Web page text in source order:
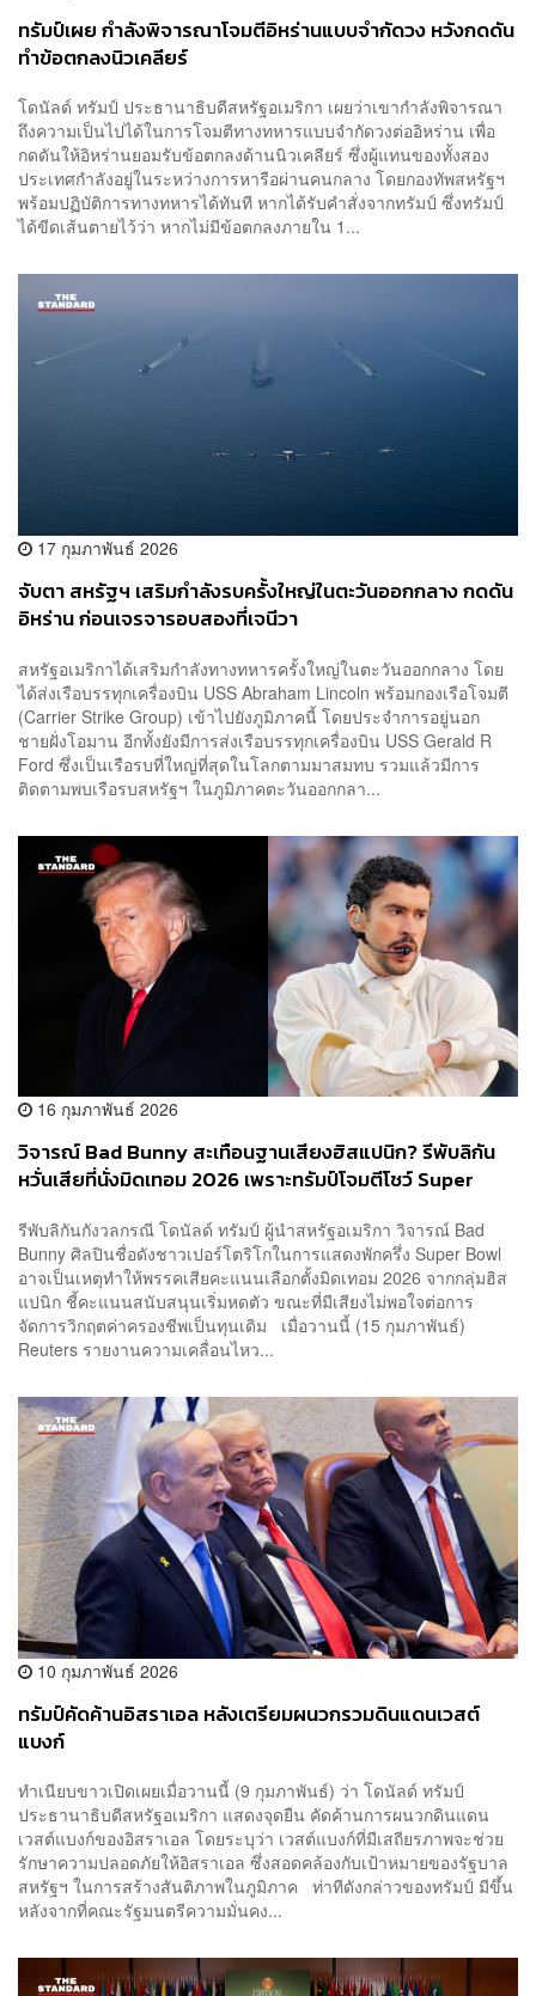
ทรัมป์เผย กำลังพิจารณาโจมตีอิหร่านแบบจำกัดวง หวังกดดัน
ทำข้อตกลงนิวเคลียร์
โดนัลด์ ทรัมป์ ประธานาธิบดีสหรัฐอเมริกา เผยว่าเขากำลังพิจารณา
ถึงความเป็นไปได้ในการโจมตีทางทหารแบบจำกัดวงต่ออิหร่าน เพื่อ
กดดันให้อิหร่านยอมรับข้อตกลงด้านนิวเคลียร์ ซึ่งผู้แทนของทั้งสอง
ประเทศกำลังอยู่ในระหว่างการหารือผ่านคนกลาง โดยกองทัพสหรัฐฯ
พร้อมปฏิบัติการทางทหารได้ทันที หากได้รับคำสั่งจากทรัมป์ ซึ่งทรัมป์
ได้ขีดเส้นตายไว้ว่า หากไม่มีข้อตกลงภายใน 1...
17 กุมภาพันธ์ 2026
จับตา สหรัฐฯ เสริมกำลังรบครั้งใหญ่ในตะวันออกกลาง กดดัน
อิหร่าน ก่อนเจรจารอบสองที่เจนีวา
สหรัฐอเมริกาได้เสริมกำลังทางทหารครั้งใหญ่ในตะวันออกกลาง โดย
ได้ส่งเรือบรรทุกเครื่องบิน USS Abraham Lincoln พร้อมกองเรือโจมตี
(Carrier Strike Group) เข้าไปยังภูมิภาคนี้ โดยประจำการอยู่นอก
ชายฝั่งโอมาน อีกทั้งยังมีการส่งเรือบรรทุกเครื่องบิน USS Gerald R
Ford ซึ่งเป็นเรือรบที่ใหญ่ที่สุดในโลกตามมาสมทบ รวมแล้วมีการ
ติดตามพบเรือรบสหรัฐฯ ในภูมิภาคตะวันออกกลา...
16 กุมภาพันธ์ 2026
วิจารณ์ Bad Bunny สะเทือนฐานเสียงฮิสแปนิก? รีพับลิกัน
หวั่นเสียที่นั่งมิดเทอม 2026 เพราะทรัมป์โจมตีโชว์ Super
รีพับลิกันกังวลกรณี โดนัลด์ ทรัมป์ ผู้นำสหรัฐอเมริกา วิจารณ์ Bad
Bunny ศิลปินชื่อดังชาวเปอร์โตริโกในการแสดงพักครึ่ง Super Bowl
อาจเป็นเหตุทำให้พรรคเสียคะแนนเลือกตั้งมิดเทอม 2026 จากกลุ่มฮิส
แปนิก ชี้คะแนนสนับสนุนเริ่มหดตัว ขณะที่มีเสียงไม่พอใจต่อการ
จัดการวิกฤตค่าครองชีพเป็นทุนเดิม เมื่อวานนี้ (15 กุมภาพันธ์)
Reuters รายงานความเคลื่อนไหว...
10 กุมภาพันธ์ 2026
ทรัมป์คัดค้านอิสราเอล หลังเตรียมผนวกรวมดินแดนเวสต์
แบงก์
ทำเนียบขาวเปิดเผยเมื่อวานนี้ (9 กุมภาพันธ์) ว่า โดนัลด์ ทรัมป์
ประธานาธิบดีสหรัฐอเมริกา แสดงจุดยืน คัดค้านการผนวกดินแดน
เวสต์แบงก์ของอิสราเอล โดยระบุว่า เวสต์แบงก์ที่มีเสถียรภาพจะช่วย
รักษาความปลอดภัยให้อิสราเอล ซึ่งสอดคล้องกับเป้าหมายของรัฐบาล
สหรัฐฯ ในการสร้างสันติภาพในภูมิภาค ท่าทีดังกล่าวของทรัมป์ มีขึ้น
หลังจากที่คณะรัฐมนตรีความมั่นคง...